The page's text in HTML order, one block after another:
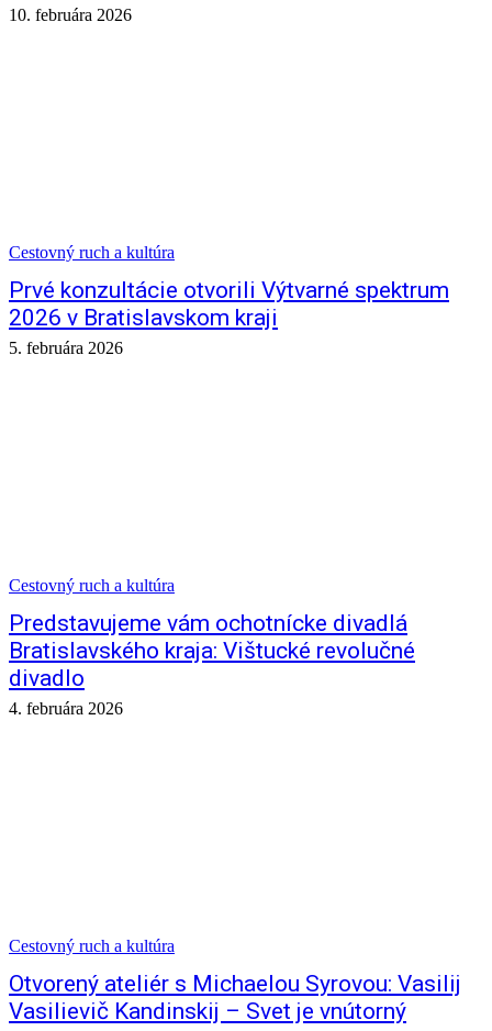
10. februára 2026
Cestovný ruch a kultúra
Prvé konzultácie otvorili Výtvarné spektrum
2026 v Bratislavskom kraji
5. februára 2026
Cestovný ruch a kultúra
Predstavujeme vám ochotnícke divadlá
Bratislavského kraja: Vištucké revolučné
divadlo
4. februára 2026
Cestovný ruch a kultúra
Otvorený ateliér s Michaelou Syrovou: Vasilij
Vasilievič Kandinskij – Svet je vnútorný